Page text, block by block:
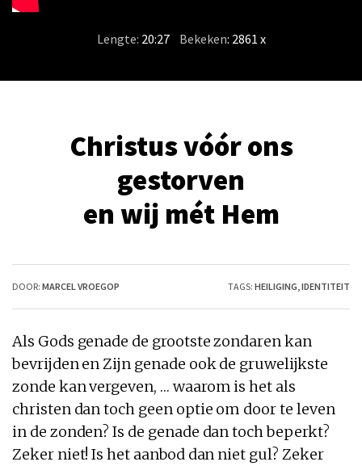
Lengte: 20:27/ Bekeken: 2861 x
Christus vóór ons
gestorven
en wij mét Hem
DOOR: MARCEL VROEGOP TAGS: HEILIGING IDENTITEIT
Als Gods genade de grootste zondaren kan
bevrijden en Zijn genade ook de gruwelijkste
zonde kan vergeven, … waarom is het als
christen dan toch geen optie om door te leven
in de zonden? Is de genade dan toch beperkt?
Zeker niet! Is het aanbod dan niet gul? Zeker